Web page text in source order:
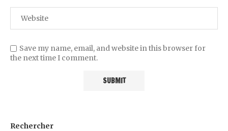
Save my name, email, and website in this browser for
the next time I comment.
Rechercher